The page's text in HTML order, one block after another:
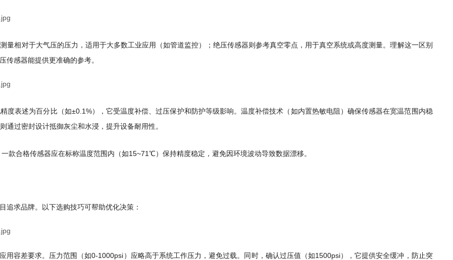
量相对于大气压的压力，适用于大多数工业应用（如管道监控）；绝压传感器则参考真空零点，用于真空系统或高度测量。理解这一区别
传感器能提供更准确的参考。
度表述为百分比（如±0.1%），它受温度补偿、过压保护和防护等级影响。温度补偿技术（如内置热敏电阻）确保传感器在宽温范围内稳
通过密封设计抵御灰尘和水浸，提升设备耐用性。
款合格传感器应在标称温度范围内（如15~71℃）保持精度稳定，避免因环境波动导致数据漂移。
追求品牌。以下选购技巧可帮助优化决策：
用容差要求。压力范围（如0-1000psi）应略高于系统工作压力，避免过载。同时，确认过压值（如1500psi），它提供安全缓冲，防止突